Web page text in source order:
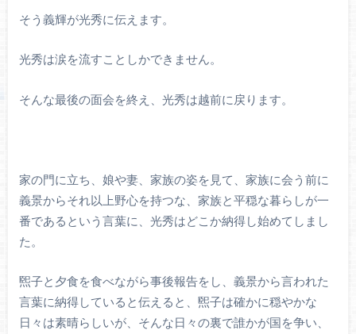
そう義輝が光秀に伝えます。
光秀は涙を流すことしかできません。
そんな最後の面会を終え、光秀は越前に戻ります。
家の門に立ち、娘や妻、家族の姿を見て、家族に会う前に
義景からそれ以上野心を持つな、家族と平穏な暮らしが一
番であるという言葉に、光秀はどこか納得し始めてしまし
た。
煕子と夕食を食べながら事後報告をし、義景から言われた
言葉に納得していると伝えると、煕子は確かに穏やかな
日々は素晴らしいが、そんな日々の裏で誰かが国を争い、